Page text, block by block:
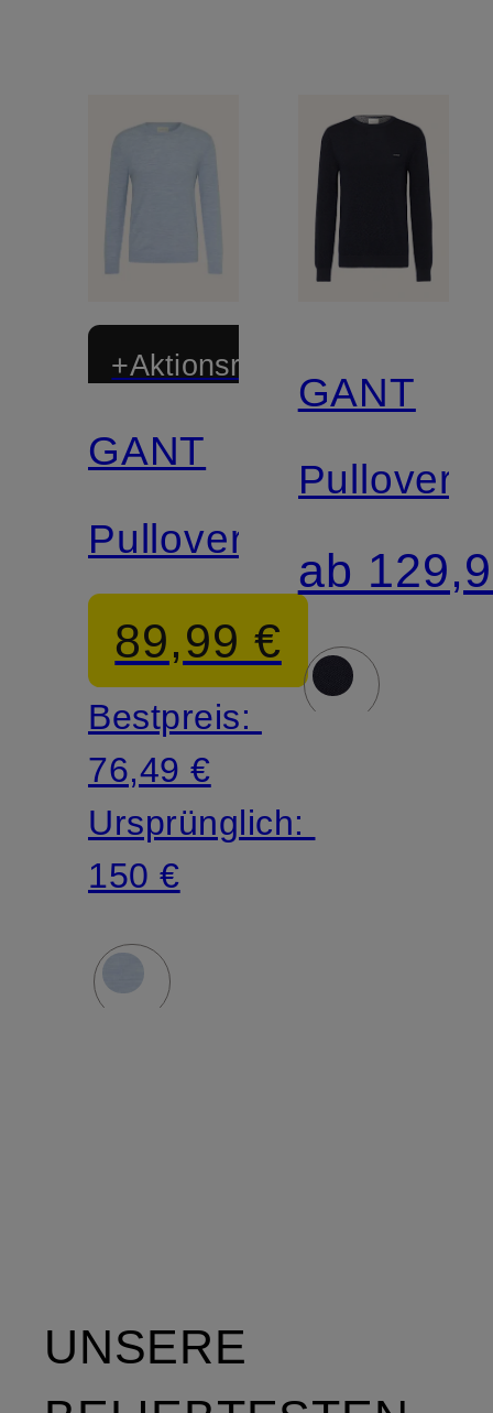
+Aktionsrabatt
GANT
Pullover
89,99 €
Bestpreis:
76,49 €
Ursprünglich:
150 €
GANT
Pullover
ab
UNSERE